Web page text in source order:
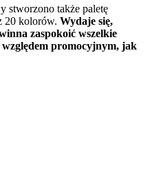
stworzono także paletę
20 kolorów. Wydaje się,
zaspokoić wszelkie
promocyjnym, jak